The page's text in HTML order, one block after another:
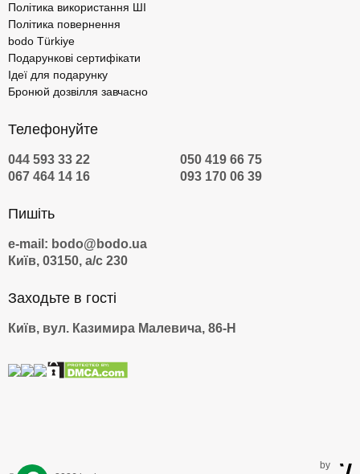
Політика використання ШІ
Політика повернення
bodo Türkiye
Подарункові сертифікати
Ідеї для подарунку
Бронюй дозвілля завчасно
Телефонуйте
044 593 33 22
050 419 66 75
067 464 14 16
093 170 06 39
Пишіть
e-mail: bodo@bodo.ua
Київ, 03150, а/с 230
Заходьте в гості
Київ, вул. Казимира Малевича, 86-Н
by